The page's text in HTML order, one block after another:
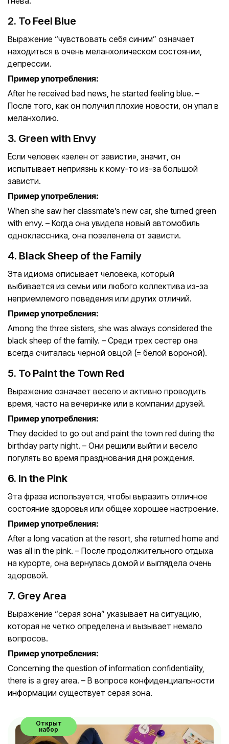
2. To Feel Blue
Выражение “чувствовать себя синим” означает
находиться в очень меланхолическом состоянии,
депрессии.
Пример употребления:
After he received bad news, he started feeling blue. –
После того, как он получил плохие новости, он упал в
меланхолию.
3. Green with Envy
Если человек «зелен от зависти», значит, он
испытывает неприязнь к кому-то из-за большой
зависти.
Пример употребления:
When she saw her classmate’s new car, she turned green
with envy. – Когда она увидела новый автомобиль
одноклассника, она позеленела от зависти.
4. Black Sheep of the Family
Эта идиома описывает человека, который
выбивается из семьи или любого коллектива из-за
неприемлемого поведения или других отличий.
Пример употребления:
Among the three sisters, she was always considered the
black sheep of the family. – Среди трех сестер она
всегда считалась черной овцой (= белой вороной).
5. To Paint the Town Red
Выражение означает весело и активно проводить
время, часто на вечеринке или в компании друзей.
Пример употребления:
They decided to go out and paint the town red during the
birthday party night. – Они решили выйти и весело
погулять во время празднования дня рождения.
6. In the Pink
Эта фраза используется, чтобы выразить отличное
состояние здоровья или общее хорошее настроение.
Пример употребления:
After a long vacation at the resort, she returned home and
was all in the pink. – После продолжительного отдыха
на курорте, она вернулась домой и выглядела очень
здоровой.
7. Grey Area
Выражение “серая зона” указывает на ситуацию,
которая не четко определена и вызывает немало
вопросов.
Пример употребления:
Concerning the question of information confidentiality,
there is a grey area. – В вопросе конфиденциальности
информации существует серая зона.
Открыт
набор